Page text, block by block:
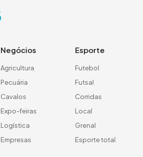
Negócios
Agricultura
Pecuária
Cavalos
Expo-feiras
Logística
Empresas
Esporte
Futebol
Futsal
Corridas
Local
Grenal
Esporte total